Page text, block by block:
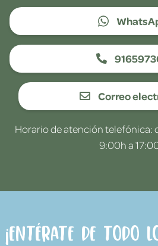
Correo
Horario de atención telefónica:
9:00h a
¡Entérate de todo